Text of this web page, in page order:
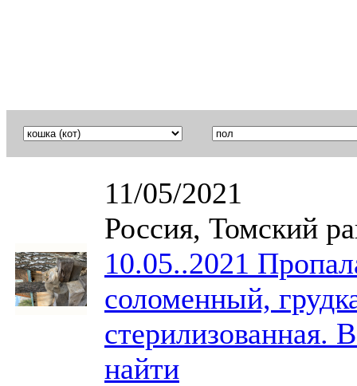
11/05/2021
Россия, Томский
10.05..2021
соломенный,
стерилизованная.
найти